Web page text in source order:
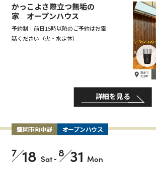
かっこよさ際立つ無垢の
家 オープンハウス
予約制｜前日15時以降のご予約はお電
話ください（火・水定休）
詳細を見る
盛岡市向中野 オープンハウス
7 18 Sat- 8 31 Mon